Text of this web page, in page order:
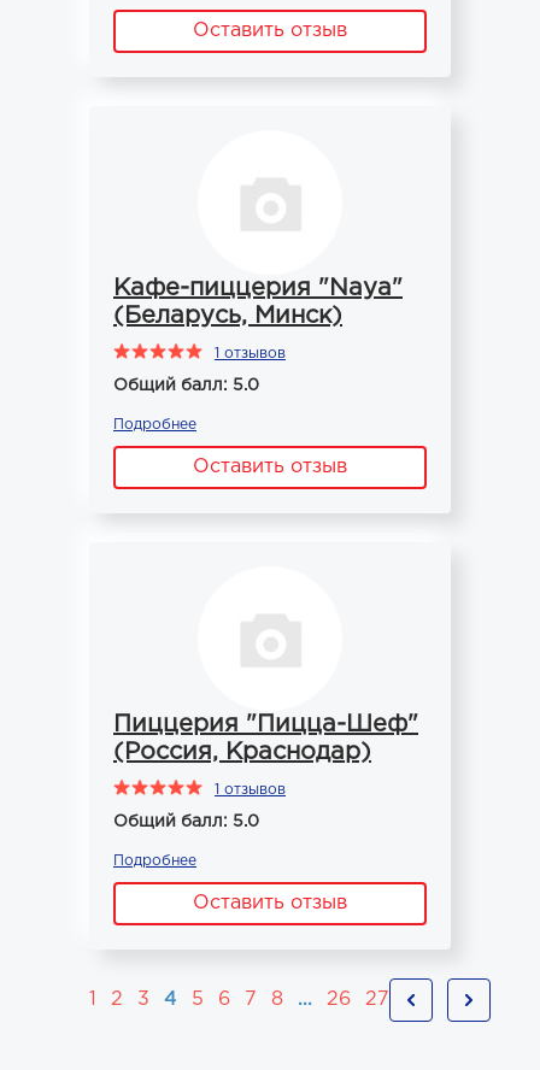
Оставить отзыв
Кафе-пиццерия "Naya"
(Беларусь, Минск)
1 отзывов
Общий балл: 5.0
Подробнее
Оставить отзыв
Пиццерия "Пицца-Шеф"
(Россия, Краснодар)
1 отзывов
Общий балл: 5.0
Подробнее
Оставить отзыв
2 3 4 5 6 7 8 ... 26 27